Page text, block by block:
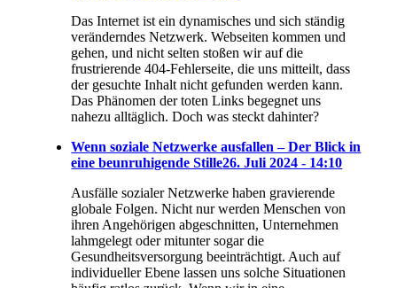
Das Internet ist ein dynamisches und sich ständig
veränderndes Netzwerk. Webseiten kommen und
gehen, und nicht selten stoßen wir auf die
frustrierende 404-Fehlerseite, die uns mitteilt, dass
der gesuchte Inhalt nicht gefunden werden kann.
Das Phänomen der toten Links begegnet uns
nahezu alltäglich. Doch was steckt dahinter?
Wenn soziale Netzwerke ausfallen – Der Blick in
eine beunruhigende Stille26. Juli 2024 - 14:10
Ausfälle sozialer Netzwerke haben gravierende
globale Folgen. Nicht nur werden Menschen von
ihren Angehörigen abgeschnitten, Unternehmen
lahmgelegt oder mitunter sogar die
Gesundheitsversorgung beeinträchtigt. Auch auf
individueller Ebene lassen uns solche Situationen